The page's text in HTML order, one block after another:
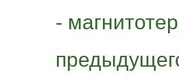
-